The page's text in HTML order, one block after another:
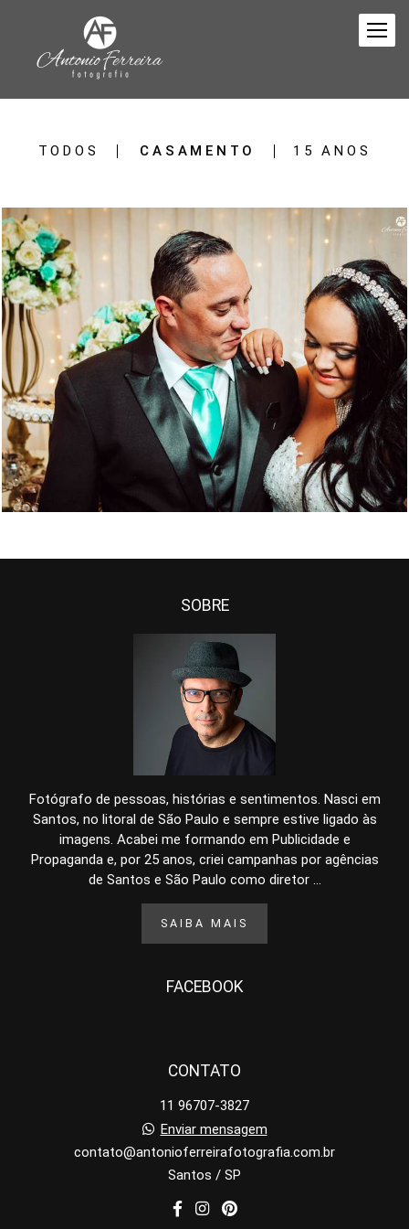
TODOS CASAMENTO 15 ANOS
988 244
SOBRE
Fotógrafo de pessoas, histórias e sentimentos. Nasci em
Santos, no litoral de São Paulo e sempre estive ligado às
imagens. Acabei me formando em Publicidade e
Propaganda e, por 25 anos, criei campanhas por agências
de Santos e São Paulo como diretor ...
SAIBA MAIS
FACEBOOK
CONTATO
11 96707-3827
Enviar mensagem
contato@antonioferreirafotografia.com.br
Santos / SP